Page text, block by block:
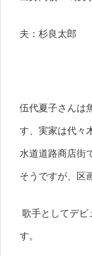
夫：杉良太郎
伍代夏子さんは
す、実家は代々
水道道路商店街
そうですが、区
歌手としてデビ
す。